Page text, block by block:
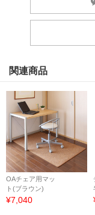
関連商品
OAチェア用マッ
ト(ブラウン)
¥7,040